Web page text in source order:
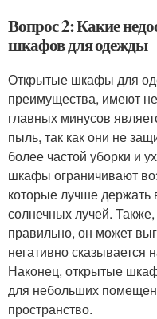
Вопрос 2: Какие
шкафов для одежды
Открытые шкафы для
преимущества, имеют
главных минусов
пыль, так как они не
более частой уборки и
шкафы ограничивают
которые лучше держать
солнечных лучей.
правильно, он может
негативно
Наконец, открытые
для небольших
пространство.